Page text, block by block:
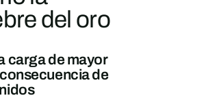
del oro
carga de mayor
de